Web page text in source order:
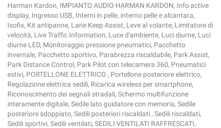
Harman Kardon, IMPIANTO AUDIO HARMAN KARDON, Info active
display, Ingresso USB, Interni in pelle, interno pelle e alcantara,
Isofix, Kit antipanne, Lane Keep Assist, Leve al volante, Limitatore di
velocità, Live Traffic Information, Luce d'ambiente, Luci diurne, Luci
diurne LED, Monitoraggio pressione pneumatici, Pacchetto
invernale, Pacchetto sportivo, Parabrezza riscaldabile, Park Assist,
Park Distance Control, Park Pilot con telecamera 360, Pneumatici
estivi, PORTELLONE ELETTRICO , Portellone posteriore elettrico,
Regolazione elettrica sedili, Ricarica wireless per smartphone,
Riconoscimento dei segnali stradali, Schermo multifunzione
interamente digitale, Sedile lato guidatore con memoria, Sedile
posteriore sdoppiato, Sedili posteriori riscaldati , Sedili riscaldati,
Sedili sportivi, Sedili ventilati, SEDILI VENTILATI RAFFRESCATI,